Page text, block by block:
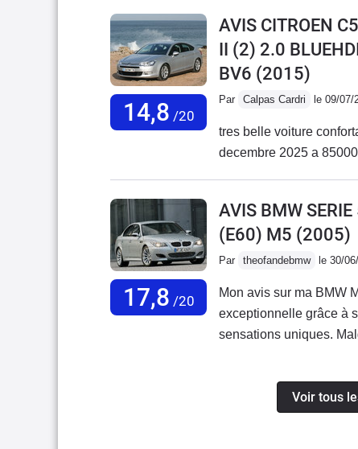
14,8 /20
AVIS CITROEN
II (2) 2.0
BV6 (2015)
Par Calpas Cardri le 09/07/
tres belle voiture
17,8 /20
AVIS BMW
(E60) M5 (2005)
Par theofandebmw le 30/
Mon avis sur ma BMW
exceptionnelle grâce à
sensations uniques.
cela n’enlève pas le
Voir tous